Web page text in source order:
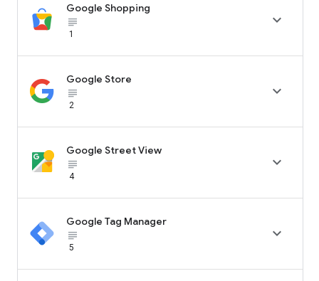
Google Shopping
subject_black
1

Google Store
subject_black
2

Google Street View
subject_black
4

Google Tag Manager
subject_black
5
